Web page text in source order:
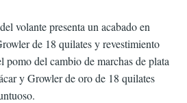
volante presenta un acabado en
de 18 quilates y revestimiento
pomo del cambio de marchas de plata
y Growler de oro de 18 quilates